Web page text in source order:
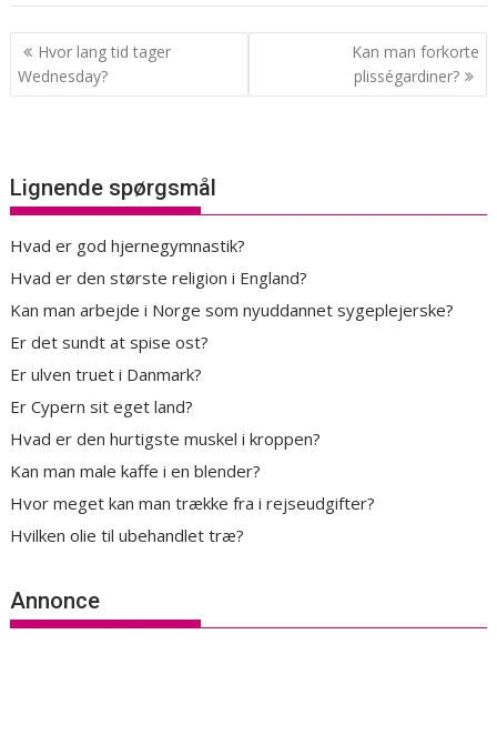
Indlægsnavigation
Hvor lang tid tager
Wednesday?
Kan man forkorte
plisségardiner?
Lignende spørgsmål
Hvad er god hjernegymnastik?
Hvad er den største religion i England?
Kan man arbejde i Norge som nyuddannet sygeplejerske?
Er det sundt at spise ost?
Er ulven truet i Danmark?
Er Cypern sit eget land?
Hvad er den hurtigste muskel i kroppen?
Kan man male kaffe i en blender?
Hvor meget kan man trække fra i rejseudgifter?
Hvilken olie til ubehandlet træ?
Annonce